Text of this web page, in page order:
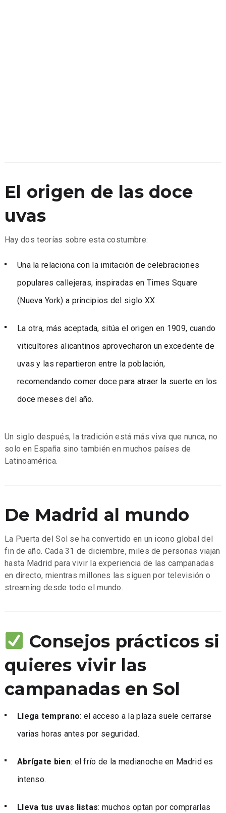
El origen de las doce
uvas
Hay dos teorías sobre esta costumbre:
Una la relaciona con la imitación de celebraciones
populares callejeras, inspiradas en Times Square
(Nueva York) a principios del siglo XX.
La otra, más aceptada, sitúa el origen en 1909, cuando
viticultores alicantinos aprovecharon un excedente de
uvas y las repartieron entre la población,
recomendando comer doce para atraer la suerte en los
doce meses del año.
Un siglo después, la tradición está más viva que nunca, no
solo en España sino también en muchos países de
Latinoamérica.
De Madrid al mundo
La Puerta del Sol se ha convertido en un icono global del
fin de año. Cada 31 de diciembre, miles de personas viajan
hasta Madrid para vivir la experiencia de las campanadas
en directo, mientras millones las siguen por televisión o
streaming desde todo el mundo.
Consejos prácticos si
quieres vivir las
campanadas en Sol
Llega temprano: el acceso a la plaza suele cerrarse
varias horas antes por seguridad.
Abrígate bien: el frío de la medianoche en Madrid es
intenso.
Lleva tus uvas listas: muchos optan por comprarlas